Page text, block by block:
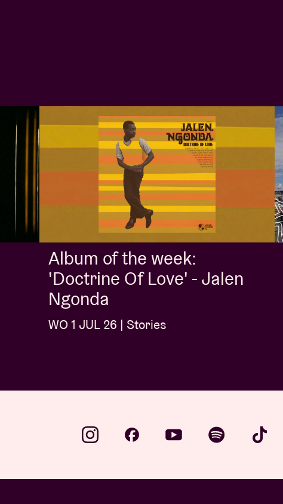
Album of the week:
'Doctrine Of Love' - Jalen
Ngonda
WO 1 JUL 26 | Stories